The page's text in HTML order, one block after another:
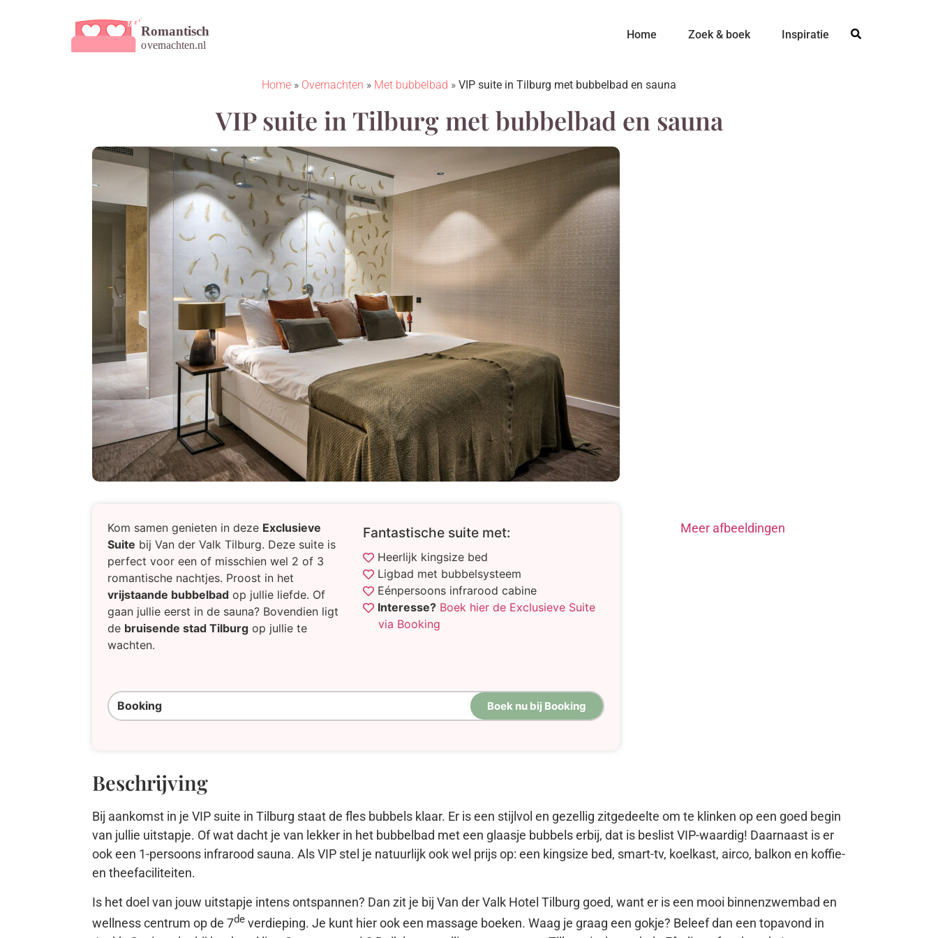
Home Zoek & boek Inspiratie
Home » Overnachten » Met bubbelbad » VIP suite in Tilburg met bubbelbad en sauna
VIP suite in Tilburg met bubbelbad en sauna
Kom samen genieten in deze Exclusieve
Suite bij Van der Valk Tilburg. Deze suite is
perfect voor een of misschien wel 2 of 3
romantische nachtjes. Proost in het
vrijstaande bubbelbad op jullie liefde. Of
gaan jullie eerst in de sauna? Bovendien ligt
de bruisende stad Tilburg op jullie te
wachten.
Fantastische suite met:
Heerlijk kingsize bed
Ligbad met bubbelsysteem
Eénpersoons infrarood cabine
Interesse? Boek hier de Exclusieve Suite
via Booking
Booking Boek nu bij Booking
Meer afbeeldingen
Beschrijving
Bij aankomst in je VIP suite in Tilburg staat de fles bubbels klaar. Er is een stijlvol en gezellig zitgedeelte om te klinken op een goed begin
van jullie uitstapje. Of wat dacht je van lekker in het bubbelbad met een glaasje bubbels erbij, dat is beslist VIP-waardig! Daarnaast is er
ook een 1-persoons infrarood sauna. Als VIP stel je natuurlijk ook wel prijs op: een kingsize bed, smart-tv, koelkast, airco, balkon en koffie-
en theefaciliteiten.
Is het doel van jouw uitstapje intens ontspannen? Dan zit je bij Van der Valk Hotel Tilburg goed, want er is een mooi binnenzwembad en
wellness centrum op de 7de verdieping. Je kunt hier ook een massage boeken. Waag je graag een gokje? Beleef dan een topavond in